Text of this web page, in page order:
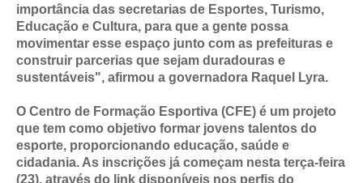
importância das secretarias de Esportes, Turismo,
Educação e Cultura, para que a gente possa
movimentar esse espaço junto com as prefeituras e
construir parcerias que sejam duradouras e
sustentáveis", afirmou a governadora Raquel Lyra.
O Centro de Formação Esportiva (CFE) é um projeto
que tem como objetivo formar jovens talentos do
esporte, proporcionando educação, saúde e
cidadania. As inscrições já começam nesta terça-feira
(23), através do link disponíveis nos perfis do